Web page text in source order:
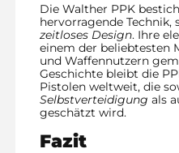
Die Walther PPK
hervorragende
zeitloses Design. Ihre
einem der beliebtesten
und Waffennutzern
Geschichte bleibt die
Pistolen weltweit, die
Selbstverteidigung als
geschätzt wird.
Fazit